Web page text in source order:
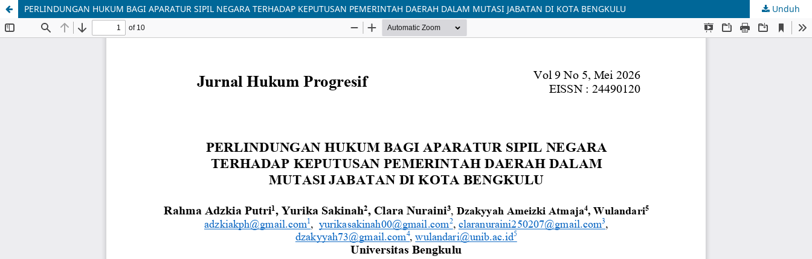
PERLINDUNGAN HUKUM BAGI APARATUR SIPIL NEGARA TERHADAP KEPUTUSAN PEMERINTAH DAERAH DALAM MUTASI JABATAN DI KOTA BENGKULU Unduh